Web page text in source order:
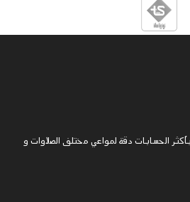
بأكثر الحسابات دقة لمواعي مختلف الصلاوات و